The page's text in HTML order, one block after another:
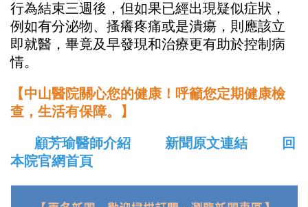
行為結束三週後，但如果已經出現疑似症狀，
例如有分泌物、搔癢疼痛或是潰瘍，則應該立
即就醫，畢竟及早發現和治療更有助於控制病
情。
【中山醫院關心您的健康！呼籲您定期健康檢
查，生活有保障。】
顧芳瑜醫師介紹
新聞原文連結
回
本院官網首頁